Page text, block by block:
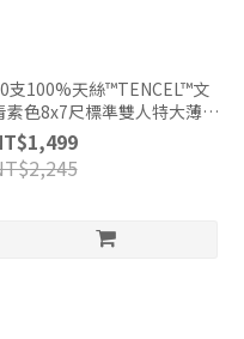
支100%天絲™TENCEL™文
素色8x7尺標準雙人特大薄被
/被單/300織專櫃等級/台灣
/6ST05